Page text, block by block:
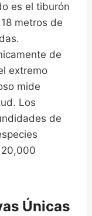
es el tiburón
metros de
de
extremo
mide
Los
de
Únicas